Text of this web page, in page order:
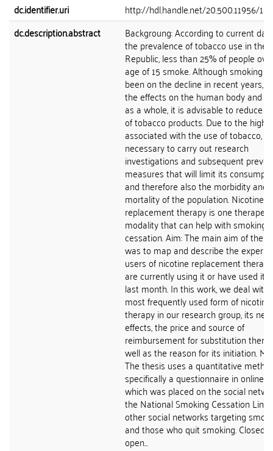
dc.identifier.uri
http://hdl.handle.net/20.500.11956/
dc.description.abstract
Backgroung: According to current
the prevalence of tobacco use in the
Republic, less than 25% of people
age of 15 smoke. Although smoking
been on the decline in recent years,
the effects on the human body and
as a whole, it is advisable to reduce
of tobacco products. Due to the high
associated with the use of tobacco, it
necessary to carry out research
investigations and subsequent
measures that will limit its
and therefore also the morbidity and
mortality of the population. Nicotine
replacement therapy is one
modality that can help with smoking
cessation. Aim: The main aim of the
was to map and describe the
users of nicotine replacement
are currently using it or have used it
last month. In this work, we deal with
most frequently used form of nicotine
therapy in our research group, its
effects, the price and source of
reimbursement for substitution
well as the reason for its initiation.
The thesis uses a quantitative
specifically a questionnaire in online
which was placed on the social
the National Smoking Cessation Line
other social networks targeting
and those who quit smoking. Closed
open...